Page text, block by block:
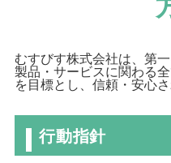
むすびす株式会社は、第
製品・サービスに関わる
を目標とし、信頼・安心
行動指針